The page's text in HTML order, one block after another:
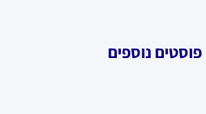
פוסטים נוספים